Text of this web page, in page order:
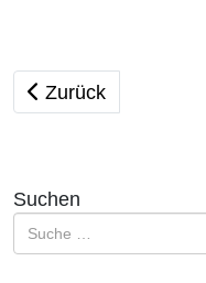
Vorheriger Beitrag:
Zurück
Suchen